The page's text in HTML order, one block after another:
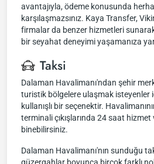
avantajıyla, ödeme konusunda
karşılaşmazsınız. Kaya Transfer,
firmalar da benzer hizmetleri
bir seyahat deneyimi yaşamanıza
Taksi
Dalaman Havalimanı'ndan şehir
turistik bölgelere ulaşmak isteyenler
kullanışlı bir seçenektir.
terminali çıkışlarında 24 saat
binebilirsiniz.
Dalaman Havalimanı'nın sunduğu